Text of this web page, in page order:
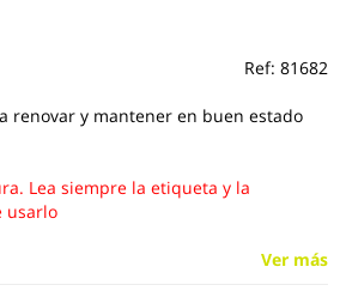
Ref: 81682
renovar y mantener en buen estado
Lea siempre la etiqueta y la
usarlo
Ver más